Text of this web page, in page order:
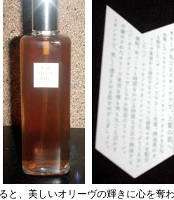
美しいオリーヴの輝きに心を奪わ